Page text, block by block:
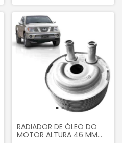
RADIADOR DE ÓLEO DO
MOTOR ALTURA 46 MM